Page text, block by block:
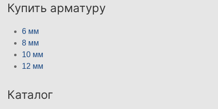
Купить арматуру
6 мм
8 мм
10 мм
12 мм
Каталог